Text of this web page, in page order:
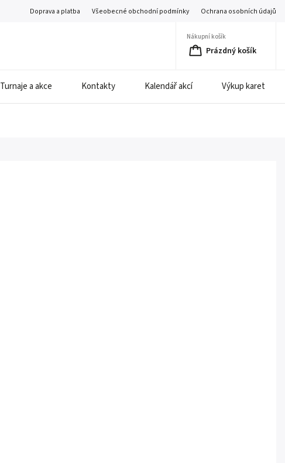
Doprava a platba Všeobecné obchodní podmínky Ochrana osobních údajů
Nákupní košík
Prázdný košík
Turnaje a akce Kontakty Kalendář akcí Výkup karet